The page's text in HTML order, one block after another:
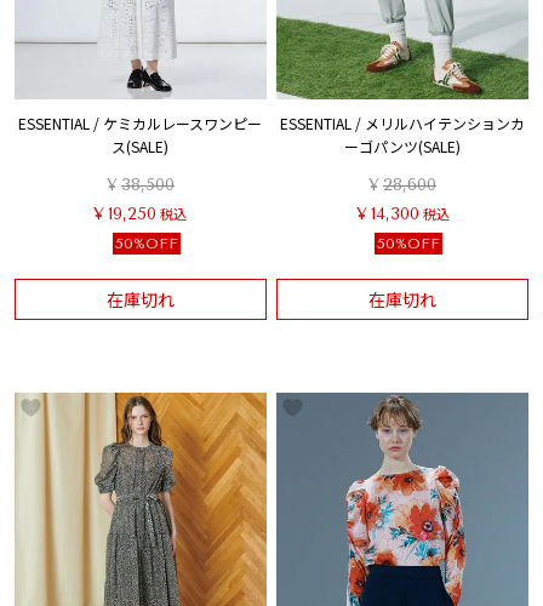
ESSENTIAL / ケミカルレースワンピー
ス(SALE)
¥38,500
¥ 19,250 税込
50%OFF
在庫切れ
ESSENTIAL / メリルハイテンションカ
ーゴパンツ(SALE)
¥28,600
¥ 14,300 税込
50%OFF
在庫切れ